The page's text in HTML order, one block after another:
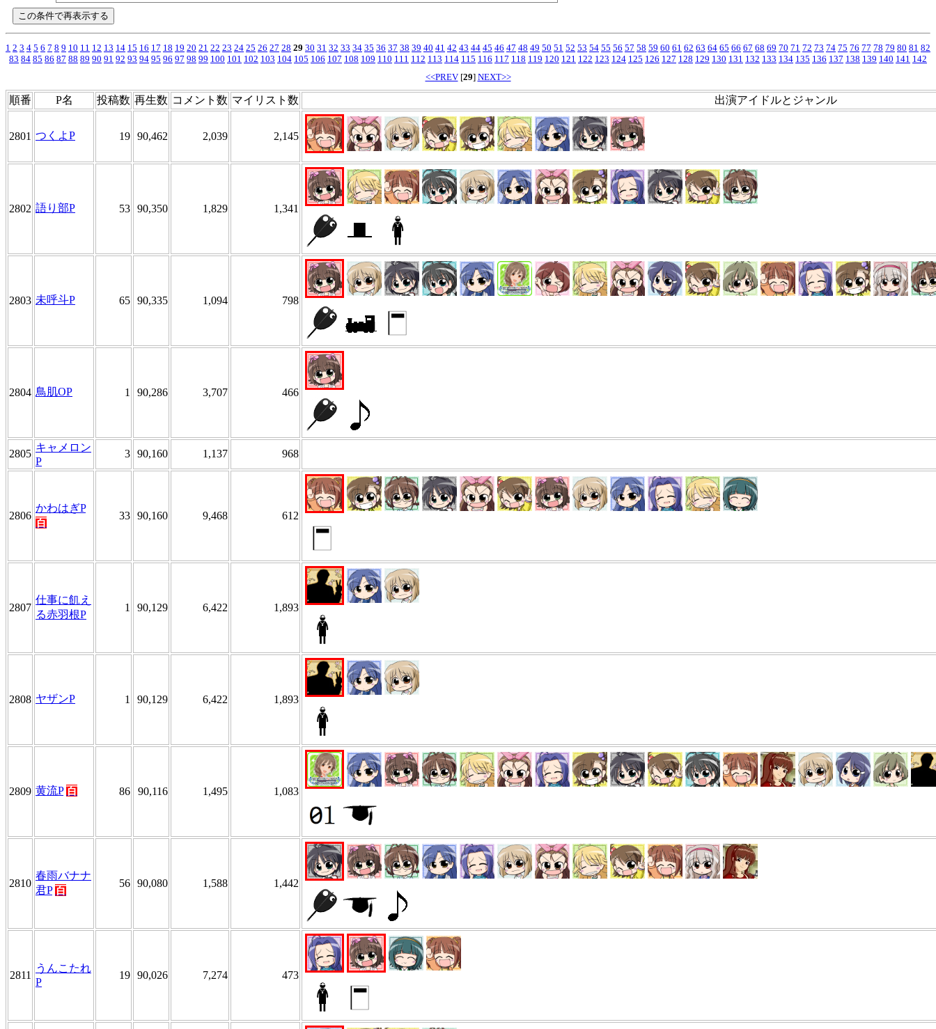
1 2 3 4 5 6 7 8 9 10 11 12 13 14 15 16 17 18 19 20 21 22 23 24 25 26 27 28 29 30 31 32 33 34 35 36 37 38 39 40 41 42 43 44 45 46 47 48 49 50 51 52 53 54 55 56 57 58 59 60 61 62 63 64 65 66 67 68 69 70 71 72 73 74 75 76 77 78 79 80 81 82
83 84 85 86 87 88 89 90 91 92 93 94 95 96 97 98 99 100 101 102 103 104 105 106 107 108 109 110 111 112 113 114 115 116 117 118 119 120 121 122 123 124 125 126 127 128 129 130 131 132 133 134 135 136 137 138 139 140 141 142
<<PREV[29] NEXT>>
順番 P名 投稿数 再生数 コメント数 マイリスト数 出演アイドルとジャンル
2801 つくよP 19 90,462 2,039 2,145
2802 語り部P 53 90,350 1,829 1,341
2803 未呼斗P 65 90,335 1,094 798
2804 鳥肌OP 1 90,286 3,707 466
2805
キャメロン
P
3 90,160 1,137 968
2806
かわはぎP
百
33 90,160 9,468 612
2807
仕事に飢え
る赤羽根P
1 90,129 6,422 1,893
2808 ヤザンP 1 90,129 6,422 1,893
2809 黄流P 百 86 90,116 1,495 1,083
2810
春雨バナナ
君P 百
56 90,080 1,588 1,442
2811
うんこたれ
P
19 90,026 7,274 473